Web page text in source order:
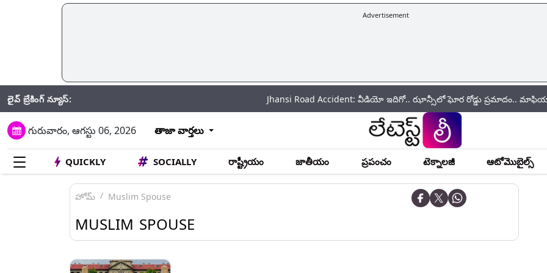
Advertisement
లైవ్ బ్రేకింగ్ న్యూస్: Jhansi Road Accident: వీడియో ఇదిగో.. ఝాన్సీలో ఘోర రోడ్డు ప్రమాదం.. మాఫియా డాన్
గురువారం, ఆగస్టు 06, 2026 తాజా వార్తలు
QUICKLY SOCIALLY రాష్ట్రీయం జాతీయం ప్రపంచం టెక్నాలజీ ఆటోమొబైల్స్
హోమ్ Muslim Spouse
MUSLIM SPOUSE